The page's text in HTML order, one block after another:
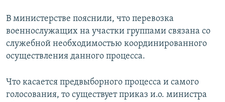
В министерстве пояснили, что перевозка
военнослужащих на участки группами связана со
служебной необходимостью координированного
осуществления данного процесса.
Что касается предвыборного процесса и самого
голосования, то существует приказ и.о. министра